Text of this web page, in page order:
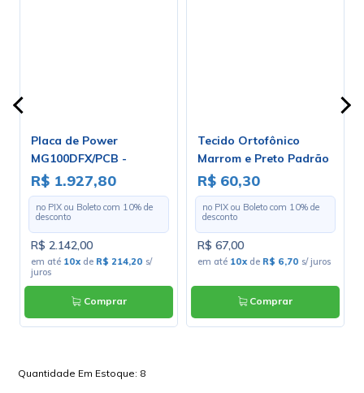
Placa de Power
MG100DFX/PCB -
Marshall
R$ 1.927,80
no PIX ou Boleto com 10% de
desconto
R$ 2.142,00
em até 10xde R$ 214,20 s/
juros
Comprar
Tecido Ortofônico
Marrom e Preto Padrão
203-1-10 - Largura 1,30m
- Preço por Metro
R$ 60,30
no PIX ou Boleto com 10% de
desconto
R$ 67,00
em até 10xde R$ 6,70 s/ juros
Comprar
Quantidade Em Estoque: 8